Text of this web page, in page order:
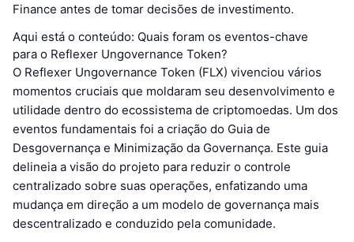
Finance antes de tomar decisões de investimento.
Aqui está o conteúdo: Quais foram os eventos-chave
para o Reflexer Ungovernance Token?
O Reflexer Ungovernance Token (FLX) vivenciou vários
momentos cruciais que moldaram seu desenvolvimento e
utilidade dentro do ecossistema de criptomoedas. Um dos
eventos fundamentais foi a criação do Guia de
Desgovernança e Minimização da Governança. Este guia
delineia a visão do projeto para reduzir o controle
centralizado sobre suas operações, enfatizando uma
mudança em direção a um modelo de governança mais
descentralizado e conduzido pela comunidade.